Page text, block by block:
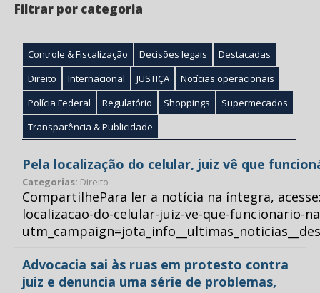
Filtrar por categoria
Controle & Fiscalização Decisões legais
Destacadas
Direito
Internacional JUSTIÇA
Notícias operacionais
Polícia Federal
Regulatório Shoppings
Supermecados
Transparência & Publicidade
Pela localização do celular, juiz vê que
Categorias: Direito
CompartilhePara ler a notícia na íntegra,
localizacao-do-celular-juiz-ve-que-funcionario-
Advocacia sai às ruas em protesto contra
juiz e denuncia uma série de problemas,